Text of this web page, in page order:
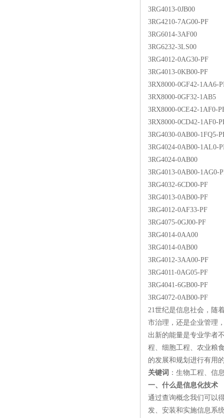
3RG4013-0JB00
3RG4210-7AG00-PF
3RG6014-3AF00
3RG6232-3LS00
3RG4012-0AG30-PF
3RG4013-0KB00-PF
3RX8000-0GF42-1AA6-
3RX8000-0GF32-1AB5
3RX8000-0CE42-1AF0-
3RX8000-0CD42-1AF0-
3RG4030-0AB00-1FQ5-
3RG4024-0AB00-1AL0-
3RG4024-0AB00
3RG4013-0AB00-1AG0-
3RG4032-6CD00-PF
3RG4013-0AB00-PF
3RG4012-0AF33-PF
3RG4075-0GJ00-PF
3RG4014-0AA00
3RG4014-0AB00
3RG4012-3AA00-PF
3RG4011-0AG05-PF
3RG4041-6GB00-PF
3RG4072-0AB00-PF
21世纪是信息社会，随
市治理，还是企业管理
出新的能量是专业学者
程、细胞工程、农业粮
的发展和规划进行有用
关键词 ：生物工程、信
一、什么是信息化技术
通过查询概念我们可以
发、安装和实施信息系